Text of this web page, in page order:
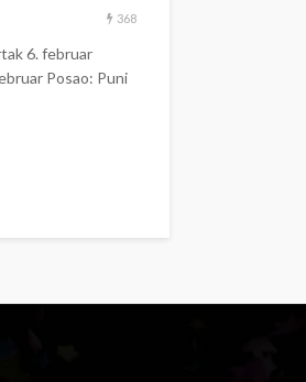
368
6. februar
Posao: Puni